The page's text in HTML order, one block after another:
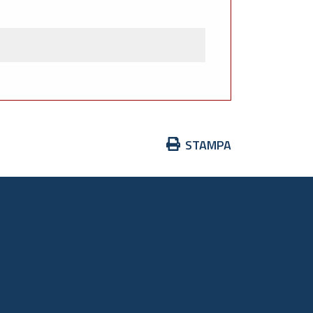
Azioni
documento
STAMPA